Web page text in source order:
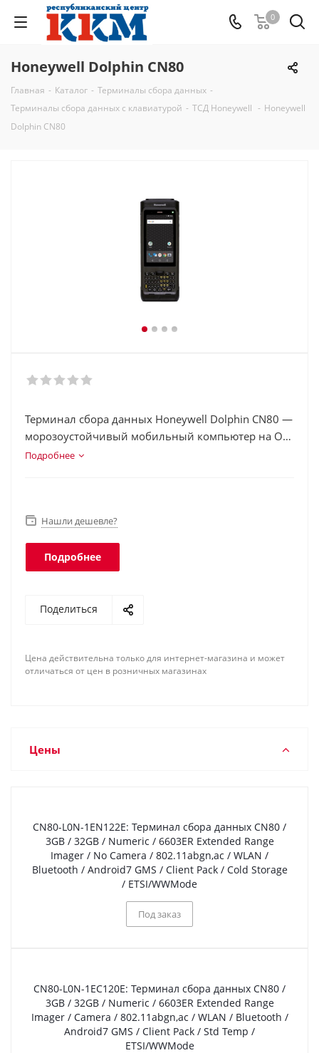
0
Honeywell Dolphin CN80
Главная - Каталог - Терминалы сбора данных -
Терминалы сбора данных с клавиатурой - ТСД Honeywell - Honeywell
Dolphin CN80
Терминал сбора данных Honeywell Dolphin CN80 —
морозоустойчивый мобильный компьютер на ОС
Android с большим сенсорным экраном и
выезде.
Подробнее
Нашли дешевле?
Подробнее
Поделиться
Цена действительна только для интернет-магазина и может
отличаться от цен в розничных магазинах
Цены
CN80-L0N-1EN122E: Терминал сбора данных CN80 /
3GB / 32GB / Numeric / 6603ER Extended Range
Imager / No Camera / 802.11abgn,ac / WLAN /
Bluetooth / Android7 GMS / Client Pack / Cold Storage
/ ETSI/WWMode
Под заказ
CN80-L0N-1EC120E: Терминал сбора данных CN80 /
3GB / 32GB / Numeric / 6603ER Extended Range
Imager / Camera / 802.11abgn,ac / WLAN / Bluetooth /
Android7 GMS / Client Pack / Std Temp /
ETSI/WWMode